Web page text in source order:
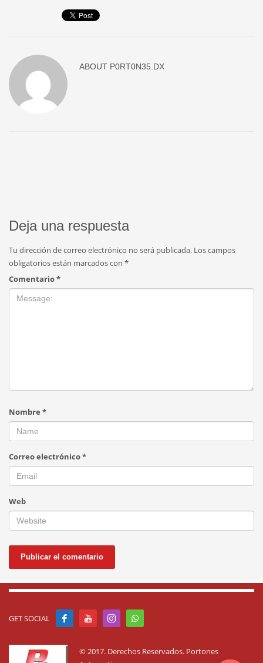
ABOUT P0RT0N35.DX
Deja una respuesta
Tu dirección de correo electrónico no será publicada. Los campos
obligatorios están marcados con *
Comentario*
Nombre *
Correo electrónico*
Web
GET SOCIAL
© 2017. Derechos Reservados. Portones